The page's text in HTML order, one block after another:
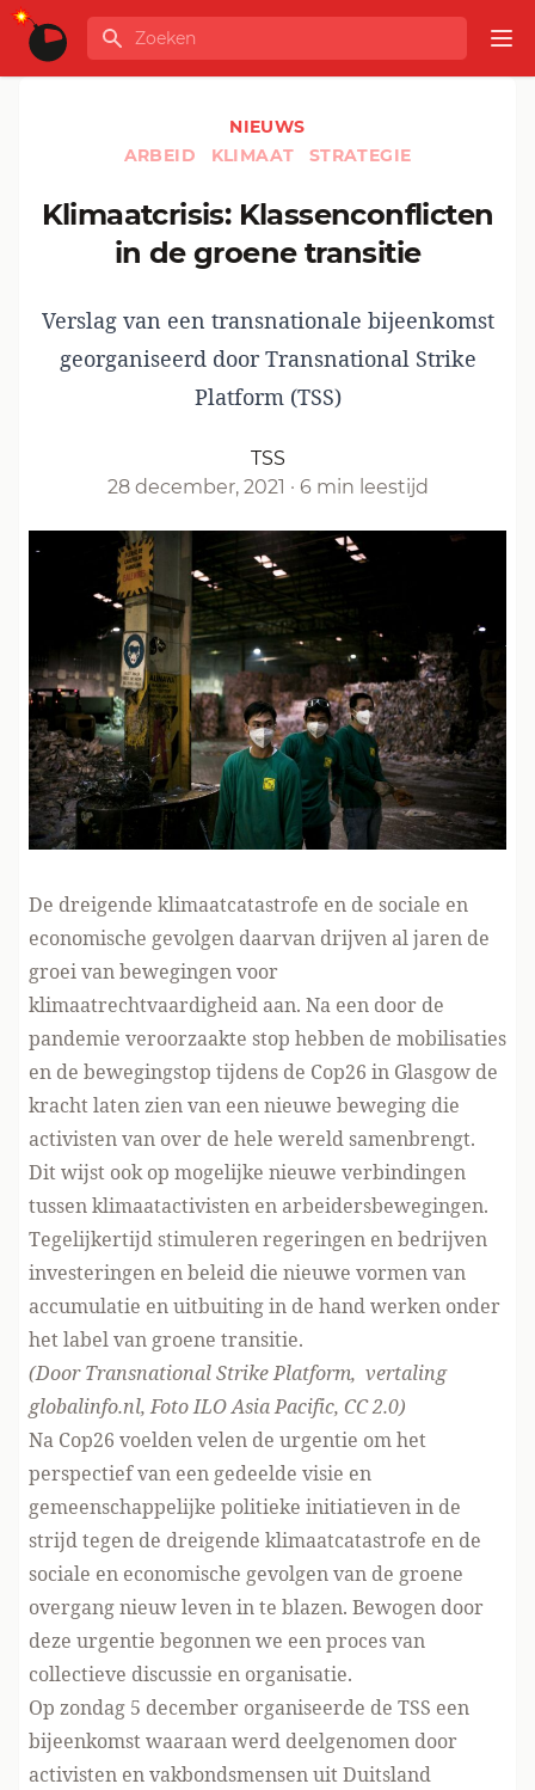
Ga naar de inhoud
GLOBALINFO
Zoeken
NIEUWS
ARBEID
KLIMAAT STRATEGIE
Klimaatcrisis: Klassenconflicten
in de groene transitie
Verslag van een transnationale bijeenkomst
georganiseerd door Transnational Strike
Platform (TSS)
TSS
28 december, 2021 · 6 min leestijd
De dreigende klimaatcatastrofe en de sociale en
economische gevolgen daarvan drijven al jaren de
groei van bewegingen voor
klimaatrechtvaardigheid aan. Na een door de
pandemie veroorzaakte stop hebben de mobilisaties
en de bewegingstop tijdens de Cop26 in Glasgow de
kracht laten zien van een nieuwe beweging die
activisten van over de hele wereld samenbrengt.
Dit wijst ook op mogelijke nieuwe verbindingen
tussen klimaatactivisten en arbeidersbewegingen.
Tegelijkertijd stimuleren regeringen en bedrijven
investeringen en beleid die nieuwe vormen van
accumulatie en uitbuiting in de hand werken onder
het label van groene transitie.
(DoorTransnational Strike Platform, vertaling
globalinfo.nl, FotoILO Asia Pacific, CC 2.0)
Na Cop26 voelden velen de urgentie om het
perspectief van een gedeelde visie en
gemeenschappelijke politieke initiatieven in de
strijd tegen de dreigende klimaatcatastrofe en de
sociale en economische gevolgen van de groene
overgang nieuw leven in te blazen. Bewogen door
deze urgentie begonnen we een proces van
collectieve discussie en organisatie.
Op zondag 5 december organiseerde de TSS een
bijeenkomst waaraan werd deelgenomen door
activisten en vakbondsmensen uit Duitsland